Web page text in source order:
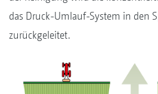
das Druck-Umlauf-System in den
zurückgeleitet.